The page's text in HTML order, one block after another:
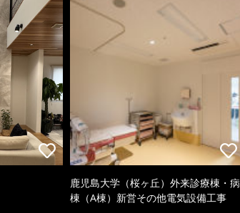
鹿児島大学（桜ヶ丘）外来診療棟・病
棟（A棟）新営その他電気設備工事